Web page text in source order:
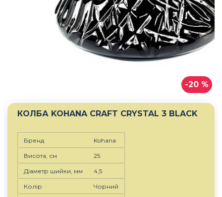
-20 %
КОЛБА KOHANA CRAFT CRYSTAL 3 BLACK
Бренд Kohana
Висота, см 25
Діаметр шийки, мм 4,5
Колір Чорний